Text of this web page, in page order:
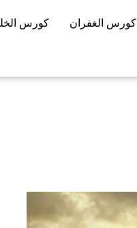
كورس الغفران كورس